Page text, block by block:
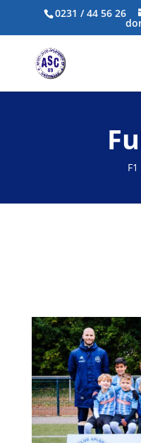
0231 / 44 56 26